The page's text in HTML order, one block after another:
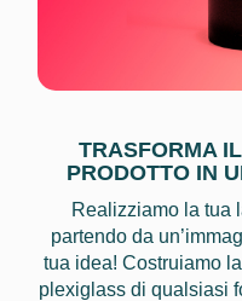
TRASFORMA
PRODOTTO IN
Realizziamo la tua
partendo da
tua idea! Costruiamo
plexiglass di qualsiasi